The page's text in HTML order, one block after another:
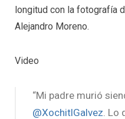
longitud con la fotografía
Alejandro Moreno.
Video
“Mi padre murió
@XochitlGalvez .